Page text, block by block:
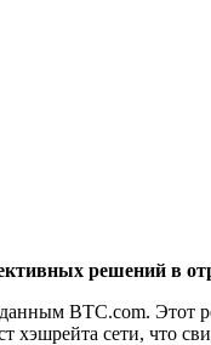
решений в
BTC.com. Этот
хэшрейта сети, что